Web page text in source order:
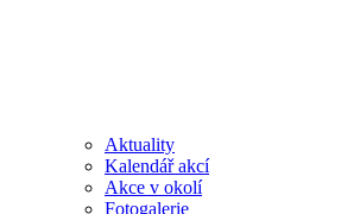
Aktuality
Kalendář akcí
Akce v okolí
Fotogalerie